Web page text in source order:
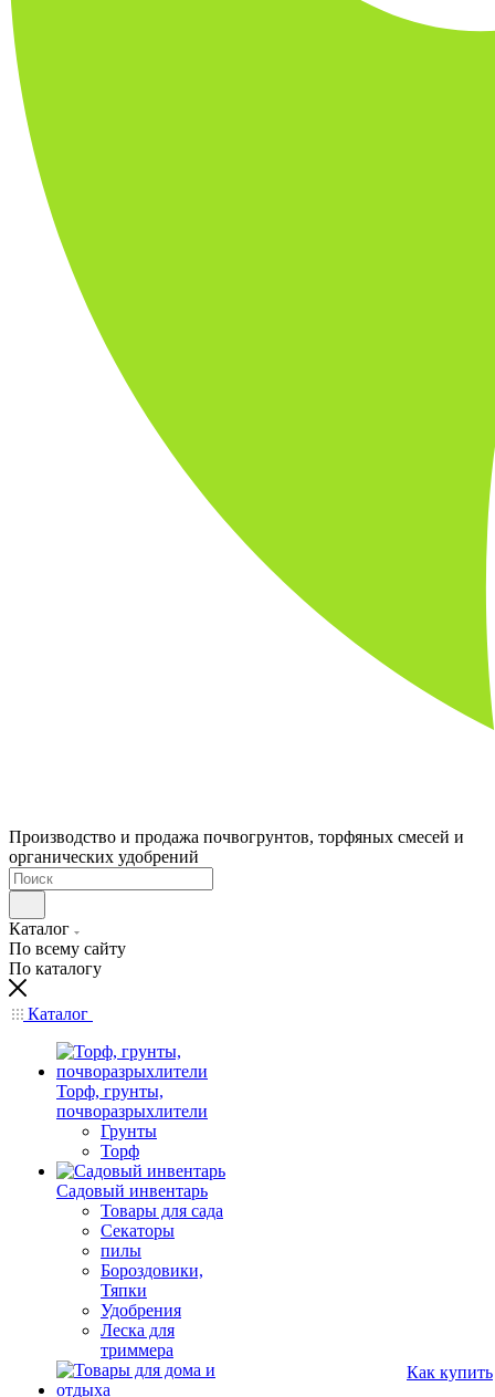
Производство и продажа почвогрунтов, торфяных смесей и
органических удобрений
Каталог
По всему сайту
По каталогу
Каталог
Торф, грунты,
почворазрыхлители
Грунты
Торф
Садовый инвентарь
Товары для сада
Секаторы
пилы
Бороздовики,
Тяпки
Удобрения
Леска для
триммера
Как купить